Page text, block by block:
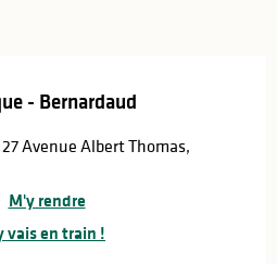
- Bernardaud
Avenue Albert Thomas,
M'y rendre
vais en train !